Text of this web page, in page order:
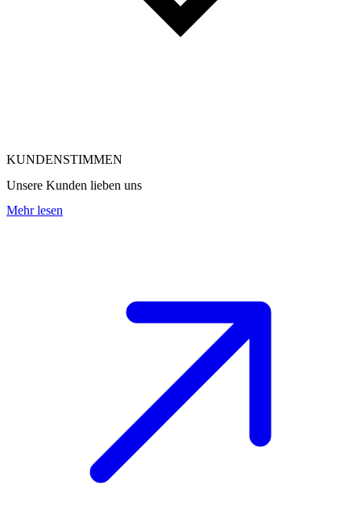
KUNDENSTIMMEN
Unsere Kunden lieben uns
Mehr lesen